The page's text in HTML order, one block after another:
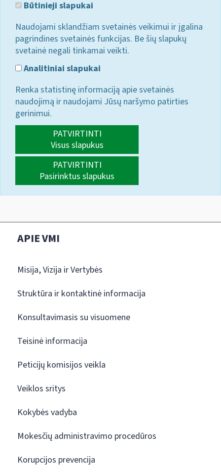
Būtinieji slapukai
Naudojami sklandžiam svetainės veikimui ir įgalina
pagrindines svetainės funkcijas. Be šių slapukų
svetainė negali tinkamai veikti.
Analitiniai slapukai
Renka statistinę informaciją apie svetainės
naudojimą ir naudojami Jūsų naršymo patirties
gerinimui.
PATVIRTINTI
Visus slapukus
PATVIRTINTI
Pasirinktus slapukus
APIE VMI
Misija, Vizija ir Vertybės
Struktūra ir kontaktinė informacija
Konsultavimasis su visuomene
Teisinė informacija
Peticijų komisijos veikla
Veiklos sritys
Kokybės vadyba
Mokesčių administravimo procedūros
Korupcijos prevencija